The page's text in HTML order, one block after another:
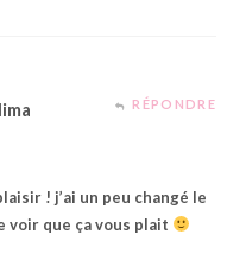
RÉPONDRE
! j’ai un peu changé le
voir que ça vous plait